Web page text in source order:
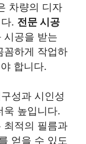
차량의 디자
. 전문 시공
시공을 받는
꼼하게 작업하
합니다.
성과 시인성
욱 높입니다.
최적의 필름과
얻을 수 있도